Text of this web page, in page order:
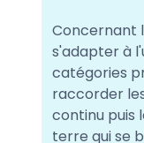
Concernant
s'adapter à
catégories
raccorder
continu puis
terre qui se